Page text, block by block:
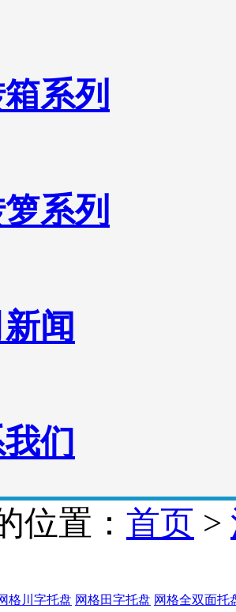
系列
系列
闻
们
位置： 首页 >
格川字托盘 网格田字托盘 网格全双面托